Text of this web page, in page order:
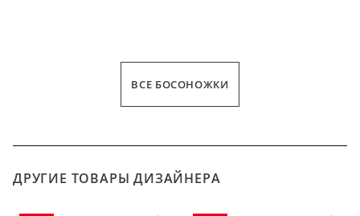
ВСЕ БОСОНОЖКИ
ДРУГИЕ ТОВАРЫ ДИЗАЙНЕРА